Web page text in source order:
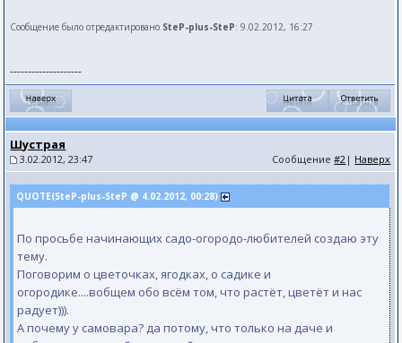
Сообщение было отредактировано SteP-plus-SteP: 9.02.2012, 16:27
--------------------
Шустрая
3.02.2012, 23:47 Сообщение#2 | Наверх
QUOTE(SteP-plus-SteP @ 4.02.2012, 00:28)
По просьбе начинающих садо-огородо-любителей создаю эту
тему.
Поговорим о цветочках, ягодках, о садике и
огородике....вобщем обо всём том, что растёт, цветёт и нас
радует))).
А почему у самовара? да потому, что только на даче и